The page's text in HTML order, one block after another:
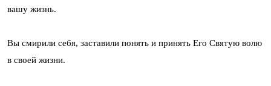
вашу жизнь.
Вы смирили себя, заставили понять и принять Его Святую волю
в своей жизни.